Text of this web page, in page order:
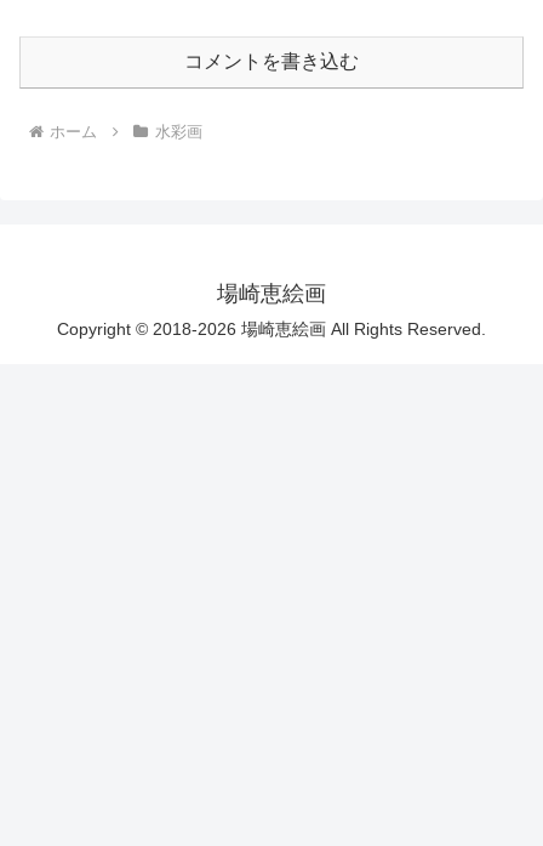
コメントを書き込む
ホーム 水彩画
場崎恵絵画
Copyright © 2018-2026 場崎恵絵画 All Rights Reserved.